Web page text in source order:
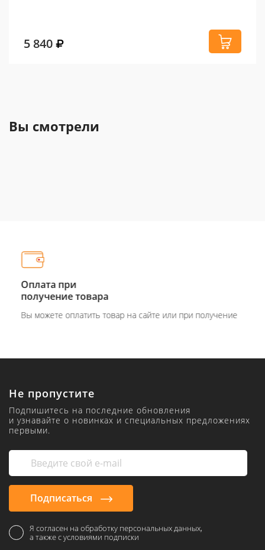
5 840
Вы смотрели
Оплата при
получение товара
Вы можете оплатить товар на сайте или при получение
Не пропустите
Подпишитесь на последние обновления
и узнавайте о новинках и специальных предложениях
первыми.
Подписаться
Я согласен на обработку персональных данных,
а также с условиями подписки